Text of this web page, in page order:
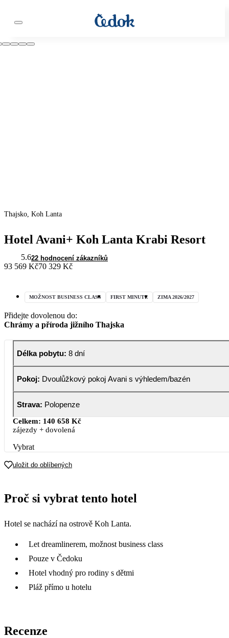
Thajsko, Koh Lanta
Hotel Avani+ Koh Lanta Krabi Resort
5.622 hodnocení zákazníků
93 569 Kč70 329 Kč
MOŽNOST BUSINESS CLASS FIRST MINUTE ZIMA 2026/2027
Přidejte dovolenou do:
Chrámy a příroda jižního Thajska
Délka pobytu: 8 dní
Pokoj: Dvoulůžkový pokoj Avani s výhledem/bazén
Strava: Polopenze
Celkem: 140 658 Kč
zájezdy + dovolená
Vybrat
uložit do oblíbených
Proč si vybrat tento hotel
Hotel se nachází na ostrově Koh Lanta.
Let dreamlinerem, možnost business class
Pouze v Čedoku
Hotel vhodný pro rodiny s dětmi
Pláž přímo u hotelu
Recenze